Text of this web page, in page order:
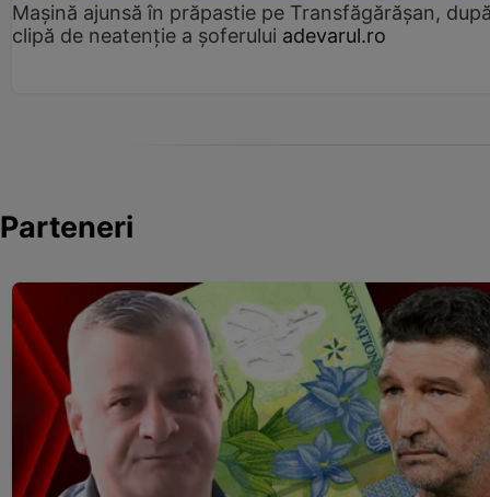
Mașină ajunsă în prăpastie pe Transfăgărășan,
clipă de neatenție a șoferului adevarul.ro
Parteneri